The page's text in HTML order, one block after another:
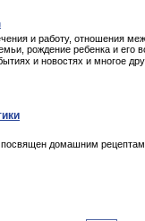
и работу, отношения
рождение ребенка и
и новостях и многое
домашним